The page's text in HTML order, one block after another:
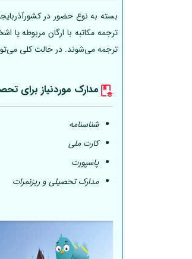
بسته به نوع حضور در
ترجمه مکاتبه با ارگان مربوطه
ترجمه می‌شوند. در حالت کلی
مدارک موردنیاز برای
شناسنامه
کارت ملی
پاسپورت
مدارک تحصیلی و ریزنمرات